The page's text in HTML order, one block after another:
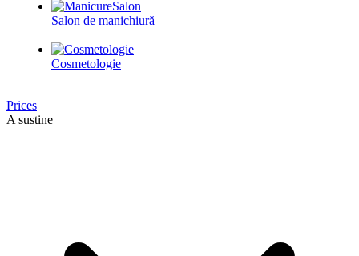
Salon de manichiură
Cosmetologie
Prices
A sustine